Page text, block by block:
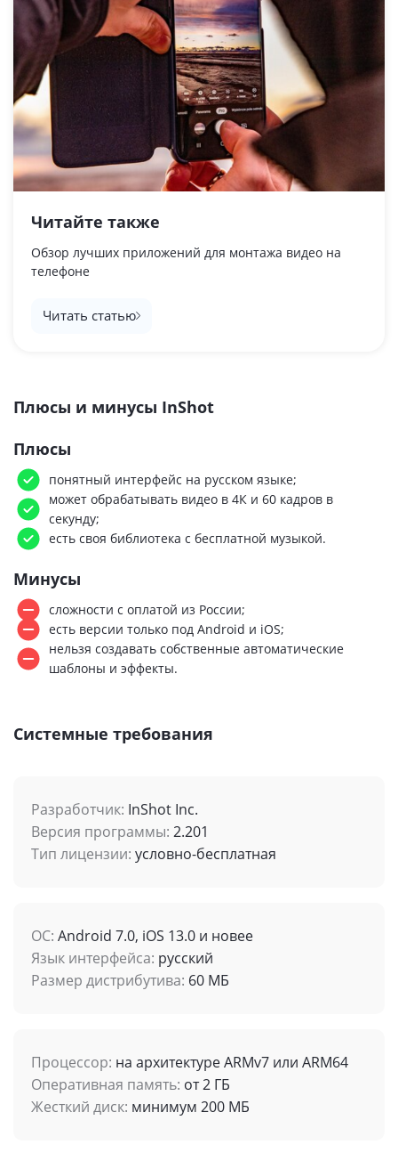
Читайте также
Обзор лучших приложений для монтажа видео на
телефоне
Читать статью
Плюсы и минусы InShot
Плюсы
понятный интерфейс на русском языке;
может обрабатывать видео в 4К и 60 кадров в
секунду;
есть своя библиотека с бесплатной музыкой.
Минусы
сложности с оплатой из России;
есть версии только под Android и iOS;
нельзя создавать собственные автоматические
шаблоны и эффекты.
Системные требования
Разработчик: InShot Inc.
Версия программы: 2.201
Тип лицензии: условно-бесплатная
ОС: Android 7.0, iOS 13.0 и новее
Язык интерфейса: русский
Размер дистрибутива: 60 МБ
Процессор: на архитектуре ARMv7 или ARM64
Оперативная память: от 2 ГБ
Жесткий диск: минимум 200 МБ